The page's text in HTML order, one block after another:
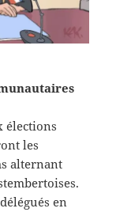
élections
les
alternant
en